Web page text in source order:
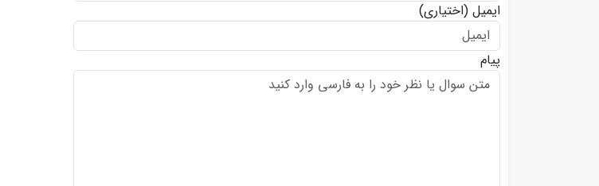
ایمیل (اختیاری)
پیام